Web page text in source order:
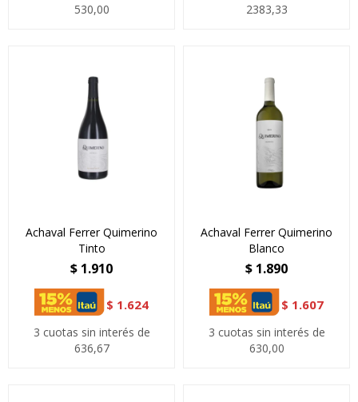
530,00
2383,33
Achaval Ferrer Quimerino
Tinto
$ 1.910
$ 1.624
3 cuotas sin interés de
636,67
Achaval Ferrer Quimerino
Blanco
$ 1.890
$ 1.607
3 cuotas sin interés de
630,00